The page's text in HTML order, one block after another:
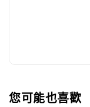
您可能也喜歡